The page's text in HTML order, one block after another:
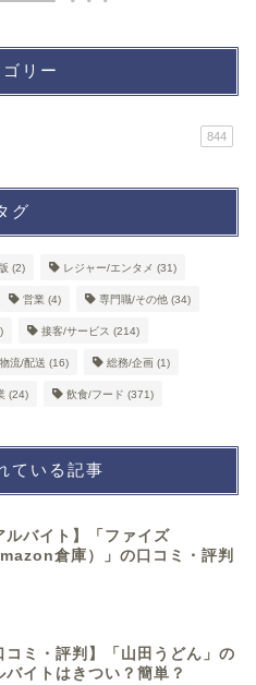
リー
844
グ
(2) レジャー/エンタメ (31)
営業 (4) 専門職/その他 (34)
接客/サービス (214)
物流/配送 (16) 総務/企画 (1)
(24) 飲食/フード (371)
ている記事
ルバイト】「ファイズ
倉庫）」の口コミ・評判
コミ・評判】「山田うどん」の
バイトはきつい？簡単？